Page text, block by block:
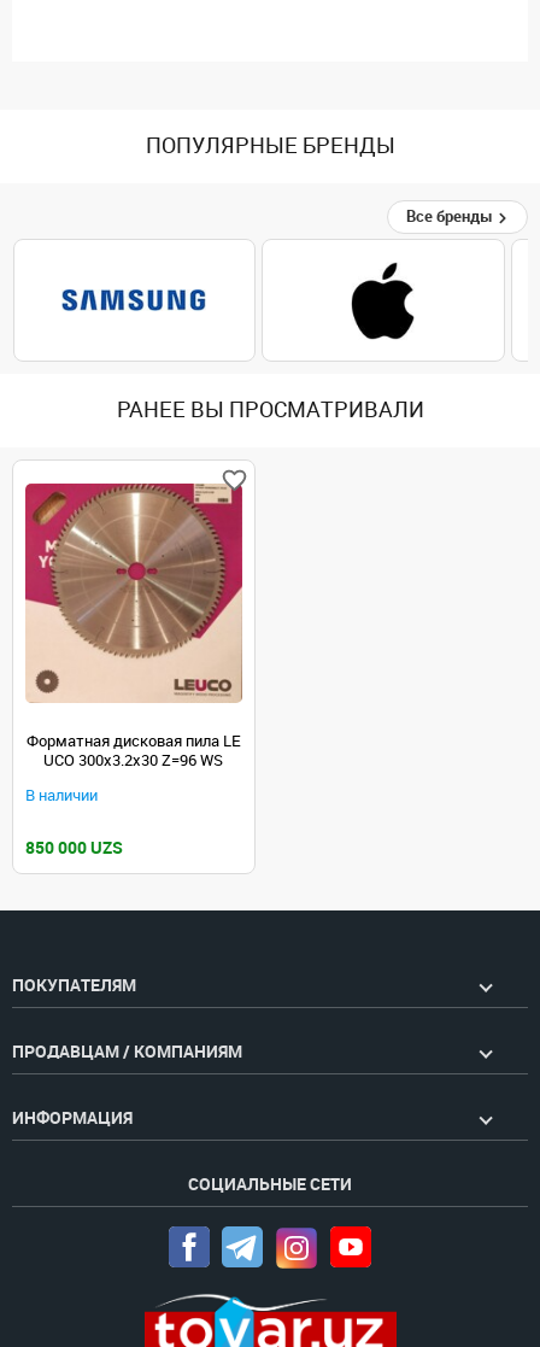
ПОПУЛЯРНЫЕ БРЕНДЫ
Все бренды
РАНЕЕ ВЫ ПРОСМАТРИВАЛИ
Форматная дисковая пила LE
UCO 300x3.2x30 Z=96 WS
В наличии
850 000 UZS
ПОКУПАТЕЛЯМ
ПРОДАВЦАМ / КОМПАНИЯМ
ИНФОРМАЦИЯ
СОЦИАЛЬНЫЕ СЕТИ